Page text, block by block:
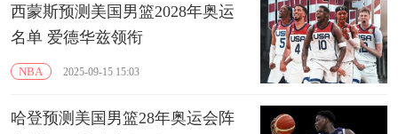
西蒙斯预测美国男篮2028年奥运
名单 爱德华兹领衔
NBA 2025-09-15 15:03
哈登预测美国男篮28年奥运会阵